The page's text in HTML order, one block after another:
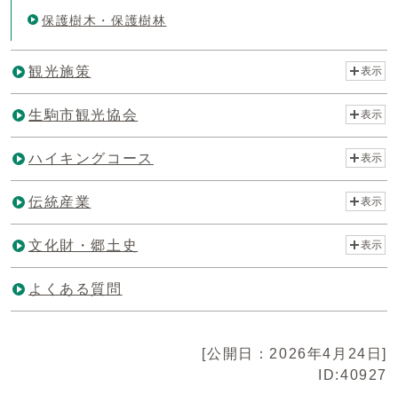
保護樹木・保護樹林
観光施策 表示
生駒市観光協会 表示
ハイキングコース 表示
伝統産業 表示
文化財・郷土史 表示
よくある質問
[公開日：2026年4月24日]
ID:40927